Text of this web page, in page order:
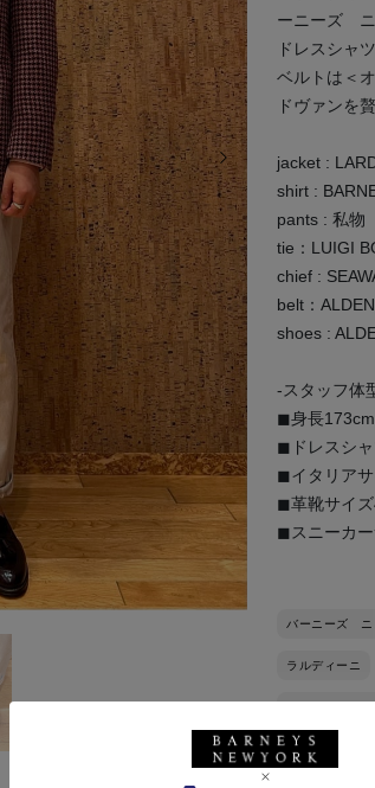
次の画像
ーニーズ ニ
ドレスシャ
ベルトは＜
ドヴァンを
jacket :
shirt :
pants : 私物
tie：LUIGI
chief :
belt：
shoes :
-スタッフ体
◼︎身長
◼︎ドレスシ
◼︎イタリアサ
◼︎革靴サイズ
◼︎スニーカー
バーニーズ ニ
ラルディーニ
秋冬シーズン